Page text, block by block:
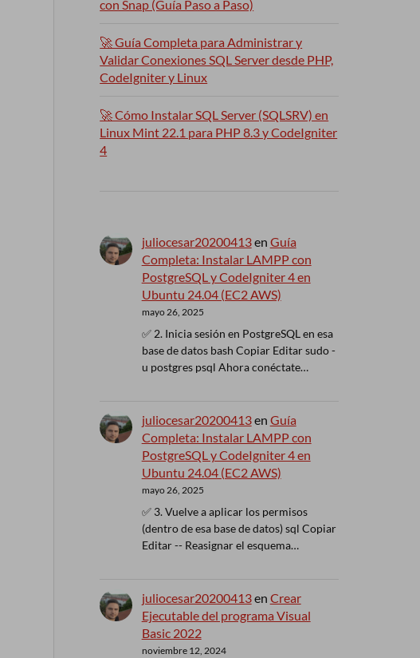
con Snap (Guía Paso a Paso)
🚀 Guía Completa para Administrar y
Validar Conexiones SQL Server desde PHP,
CodeIgniter y Linux
🚀 Cómo Instalar SQL Server (SQLSRV) en
Linux Mint 22.1 para PHP 8.3 y CodeIgniter
4
juliocesar20200413en Guía
Completa: Instalar LAMPP con
PostgreSQL y CodeIgniter 4 en
Ubuntu 24.04 (EC2 AWS)
mayo 26, 2025
✅ 2. Inicia sesión en PostgreSQL en esa
base de datos bash Copiar Editar sudo -
u postgres psql Ahora conéctate…
juliocesar20200413en Guía
Completa: Instalar LAMPP con
PostgreSQL y CodeIgniter 4 en
Ubuntu 24.04 (EC2 AWS)
mayo 26, 2025
✅ 3. Vuelve a aplicar los permisos
(dentro de esa base de datos) sql Copiar
Editar -- Reasignar el esquema…
juliocesar20200413en Crear
Ejecutable del programa Visual
Basic 2022
noviembre 12, 2024